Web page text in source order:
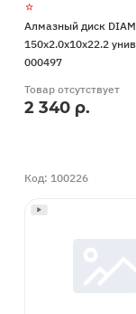
Алмазный диск
150x2.0x10x22.2
000497
Товар отсутствует
2 340 р.
Код: 100226